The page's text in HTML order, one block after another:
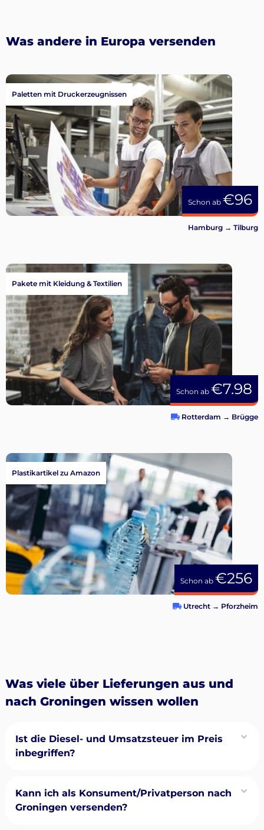
Was andere in Europa versenden
Schon ab €96
Paletten mit Druckerzeugnissen
Hamburg → Tilburg
Schon ab €7.98
Pakete mit Kleidung & Textilien
Rotterdam → Brügge
Schon ab €256
Plastikartikel zu Amazon
Utrecht → Pforzheim
Was viele über Lieferungen aus und
nach Groningen wissen wollen
Ist die Diesel- und Umsatzsteuer im Preis
inbegriffen?
Kann ich als Konsument/Privatperson nach
Groningen versenden?